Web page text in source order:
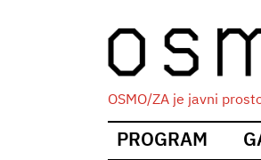
OSMO/ZA je javni
Main
PROGRAM